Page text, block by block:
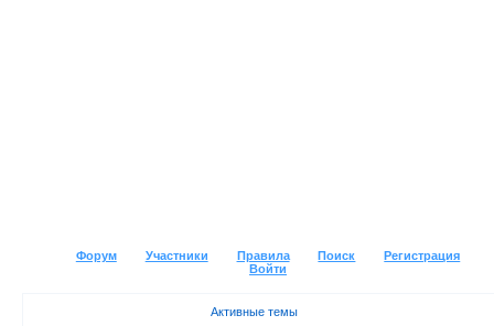
Форум Участники Правила Поиск
Регистрация
Войти
Активные темы